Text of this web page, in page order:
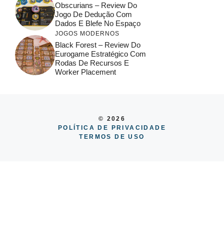
Obscurians – Review Do
Jogo De Dedução Com
Dados E Blefe No Espaço
JOGOS MODERNOS
Black Forest – Review Do
Eurogame Estratégico Com
Rodas De Recursos E
Worker Placement
© 2026
POLÍTICA DE PRIVACIDADE
TERMOS DE USO